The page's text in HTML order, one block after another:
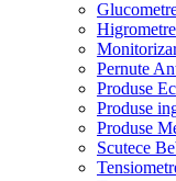
Pernute
Produse
Produse
Produse
Scutece